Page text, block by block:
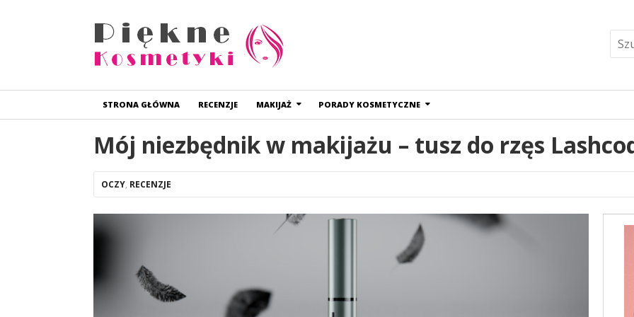
STRONA GŁÓWNA RECENZJE MAKIJAŻ PORADY KOSMETYCZNE
Mój niezbędnik w makijażu – tusz do rzęs
OCZY, RECENZJE